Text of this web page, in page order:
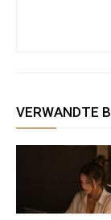
VERWANDTE